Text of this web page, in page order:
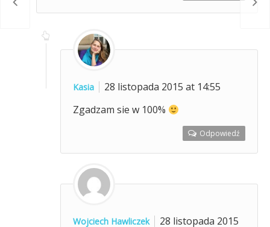
Kasia
28 listopada 2015 at 14:55
Zgadzam sie w 100%
Odpowiedź
Wojciech Hawliczek
28 listopada 2015